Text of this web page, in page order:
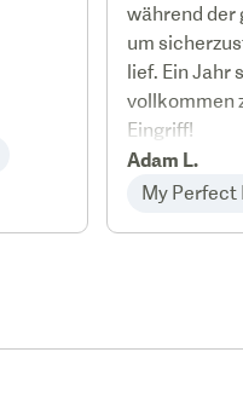
während der
um
lief. Ein Jahr
vollkommen
Eingriff!
Adam L.
My Perfect